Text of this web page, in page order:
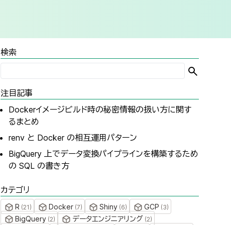
検索
注目記事
Dockerイメージビルド時の秘密情報の扱い方に関す
るまとめ
renv と Docker の相互運用パターン
BigQuery 上でデータ変換パイプラインを構築するため
の SQL の書き方
カテゴリ
R (21) Docker (7) Shiny (6) GCP (3)
BigQuery (2) データエンジニアリング (2)